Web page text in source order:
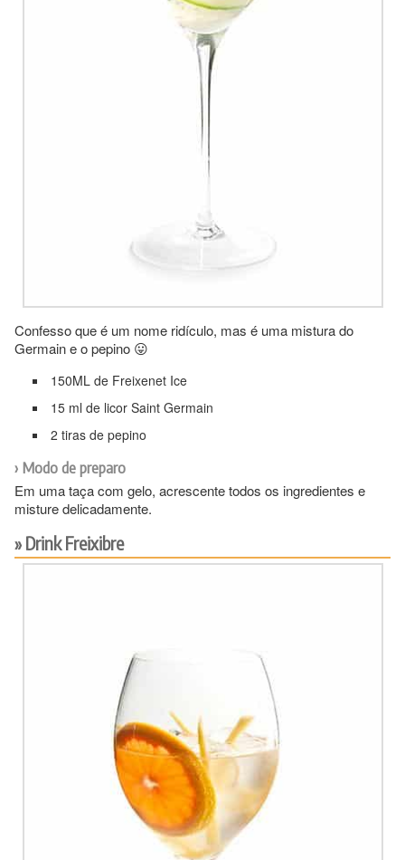
Confesso que é um nome ridículo, mas é uma mistura do
Germain e o pepino 😛
150ML de Freixenet Ice
15 ml de licor Saint Germain
2 tiras de pepino
Modo de preparo
Em uma taça com gelo, acrescente todos os ingredientes e
misture delicadamente.
Drink Freixibre